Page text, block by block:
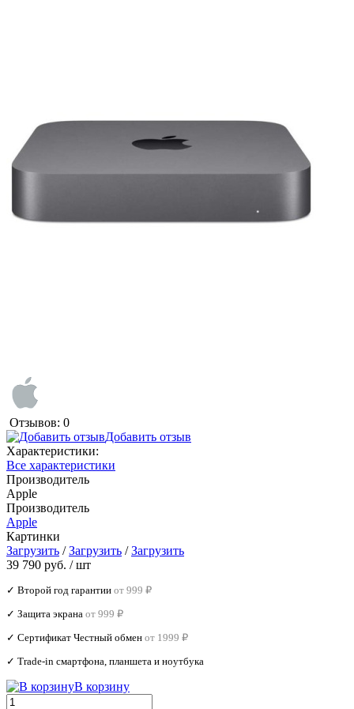
Отзывов: 0
Добавить отзыв
Характеристики:
Все характеристики
Производитель
Apple
Производитель
Apple
Картинки
Загрузить /Загрузить /Загрузить
39 790 руб. / шт
✓ Второй год гарантии от 999 ₽
✓ Защита экрана от 999 ₽
✓ Сертификат Честный обмен от 1999 ₽
✓ Trade‑in смартфона, планшета и ноутбука
В корзину